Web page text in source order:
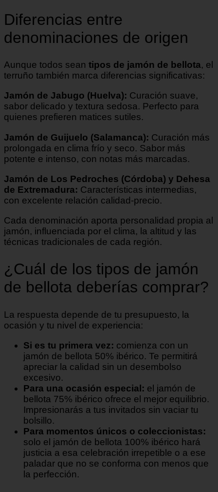
Diferencias entre
denominaciones de origen
Aunque todos sean tipos de jamón de bellota, el
terruño también marca diferencias significativas:
Jamón de Jabugo (Huelva): Curación suave,
sabor delicado y textura sedosa. Perfecto para
quienes prefieren matices sutiles.
Jamón de Guijuelo (Salamanca): Curación más
prolongada en clima frío y seco. Sabor más
potente e intenso, con notas más marcadas.
Jamón de Los Pedroches (Córdoba) y Dehesa
de Extremadura: Características intermedias,
con excelente relación calidad-precio.
Cada denominación aporta personalidad propia al
jamón, influenciada por el clima, la altitud y las
técnicas tradicionales de cada región.
¿Cuál de los tipos de jamón
de bellota deberías comprar?
La respuesta depende de tu presupuesto, la
ocasión y tu nivel de experiencia:
Si es tu primera vez: comienza con un
jamón de bellota 50% ibérico. Te permitirá
apreciar la calidad sin un desembolso
excesivo.
Para una ocasión especial: el jamón de
bellota 75% ibérico ofrece el mejor equilibrio.
Impresionarás a tus invitados sin vaciar tu
bolsillo.
Para momentos únicos o coleccionistas:
solo el jamón de bellota 100% ibérico hará
justicia a esa celebración irrepetible o a ese
paladar que no se conforma con menos que
la perfección.